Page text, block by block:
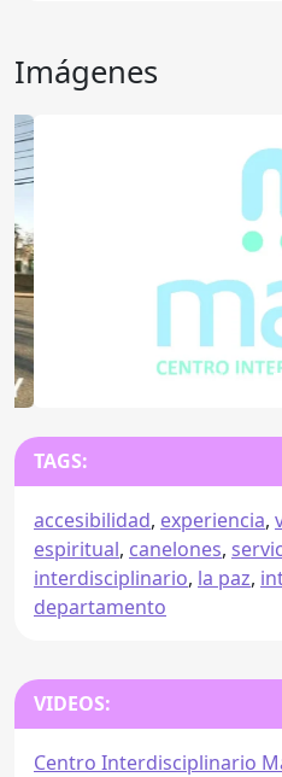
Imágenes
TAGS:
accesibilidad, experiencia,
espiritual, canelones,
interdisciplinario, la paz,
departamento
VIDEOS:
Centro Interdisciplinario